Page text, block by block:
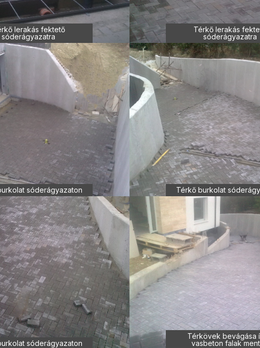
lerakás fektető
sóderágyazatra
Térkő lerakás
sóderágyazatra
sóderágyazaton Térkő burkolat
sóderágyazaton
Térkövek bevágása
vasbeton falak